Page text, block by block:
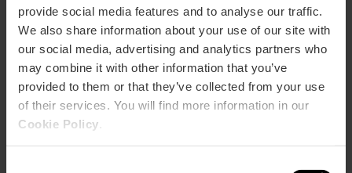
provide social media features and to analyse our traffic.
We also share information about your use of our site with
our social media, advertising and analytics partners who
may combine it with other information that you’ve
provided to them or that they’ve collected from your use
of their services. You will find more information in our
Cookie Policy
Contact
Facebook Museo Fallero
Email*
+34 963 525 478